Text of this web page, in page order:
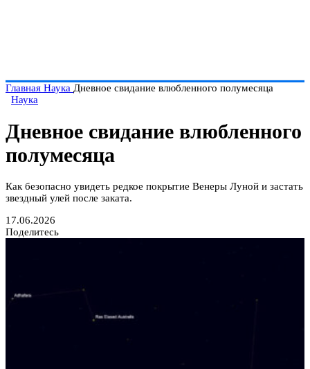
Главная Наука Дневное свидание влюбленного полумесяца
Наука
Дневное свидание влюбленного
полумесяца
Как безопасно увидеть редкое покрытие Венеры Луной и застать
звездный улей после заката.
17.06.2026
Поделитесь